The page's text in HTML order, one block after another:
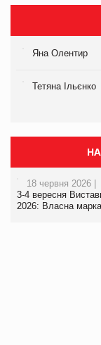
Яна Олентир
Тетяна Ільєнко
18 червня 2026 |
3-4 вересня
2026: Власна